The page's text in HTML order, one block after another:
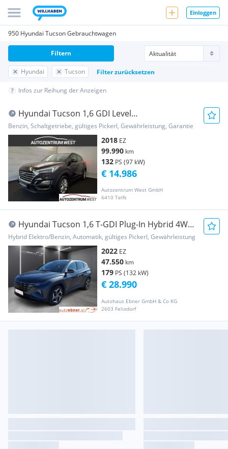
Einloggen
950 Hyundai Tucson Gebrauchtwagen
Hyundai Tucson Filter zurücksetzen
Filtern
Infos zur Reihung der Anzeigen
Hyundai Tucson 1,6 GDI Level
4...RFK/NAVI/LED
Benzin, Schaltgetriebe, gültiges Pickerl, Gewährleistung, Garantie
2018 EZ
99.990 km
132 PS (97 kW)
Autozentrum West GmbH
6410 Telfs
€ 14.986
Hyundai Tucson 1,6 T-GDI Plug-In Hybrid 4WD
Prestige Li...
Hybrid Elektro/Benzin, Automatik, gültiges Pickerl, Gewährleistung
2022 EZ
47.550 km
179 PS (132 kW)
Autohaus Ebner GmbH & Co KG
2603 Felixdorf
€ 28.990